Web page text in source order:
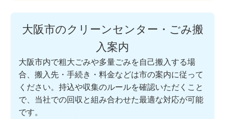
大阪市のクリーンセンター・ごみ搬
入案内
大阪市内で粗大ごみや多量ごみを自己搬入する場
合、搬入先・手続き・料金などは市の案内に従って
ください。持込や収集のルールを確認いただくこと
で、当社での回収と組み合わせた最適な対応が可能
です。